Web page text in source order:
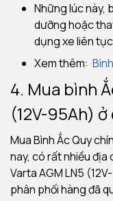
Những lúc này,
dưỡng hoặc
dụng xe liên
Xem thêm:
4. Mua bình
(12V-95Ah)
Mua Bình Ắc Quy
nay, có rất nhiều địa
Varta AGM LN5
phân phối hàng đã